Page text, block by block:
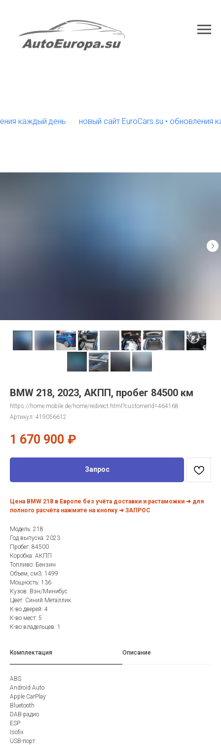
день новый сайт EuroCars.su • обновления
BMW 218, 2023, АКПП, пробег 84500 км
https://home.mobile.de/home/redirect.html?customerId=464168
Артикул: 419056612
1 670 900 ₽
Запрос
Цена BMW 218 в Европе без учёта доставки и растаможки ➜ для
полного расчёта нажмите на кнопку ➜ ЗАПРОС
Модель: 218
Год выпуска: 2023
Пробег: 84500
Коробка: АКПП
Топливо: Бензин
Объем, см3: 1499
Мощность: 136
Кузов: Вэн/Минибус
Цвет: Синий Металлик
К-во дверей: 4
К-во мест: 5
К-во владельцев: 1
Комплектация Описание
ABS
Android Auto
Apple CarPlay
Bluetooth
DAB-радио
ESP
Isofix
USB-порт